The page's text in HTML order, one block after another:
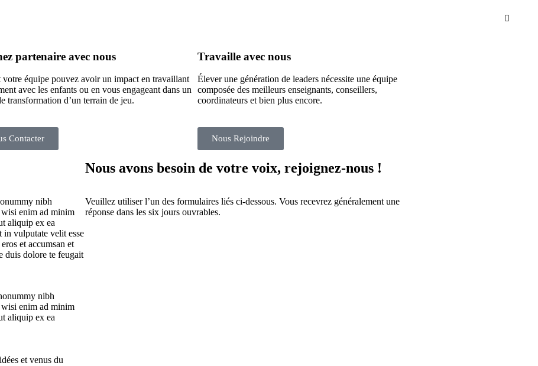
partenaire avec nous
votre équipe pouvez avoir un impact en travaillant
avec les enfants ou en vous engageant dans un
transformation d’un terrain de jeu.
Contacter
Travaille avec nous
Élever une génération de leaders nécessite une équipe
composée des meilleurs enseignants, conseillers,
coordinateurs et bien plus encore.
Nous Rejoindre
nibh
enim ad minim
aliquip ex ea
in vulputate velit esse
et accumsan et
duis dolore te feugait
nibh
enim ad minim
aliquip ex ea
et venus du
Nous avons besoin de votre voix, rejoignez-nous !
Veuillez utiliser l’un des formulaires liés ci-dessous. Vous recevrez généralement une
réponse dans les six jours ouvrables.